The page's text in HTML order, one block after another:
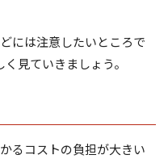
には注意したいところで
見ていきましょう。
るコストの負担が大きい